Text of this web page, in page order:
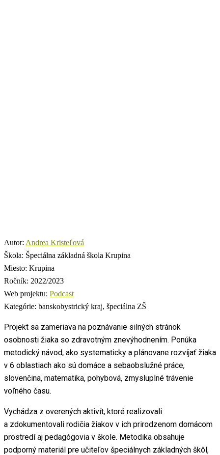
Autor: Andrea Kristeľová
Škola: Špeciálna základná škola Krupina
Miesto: Krupina
Ročník: 2022/2023
Web projektu: Podcast
Kategórie: banskobystrický kraj, špeciálna ZŠ
Projekt sa zameriava na poznávanie silných stránok
osobnosti žiaka so zdravotným znevýhodnením. Ponúka
metodický návod, ako systematicky a plánovane rozvíjať žiaka
v 6 oblastiach ako sú domáce a sebaobslužné práce,
slovenčina, matematika, pohybová, zmysluplné trávenie
voľného času.
Vychádza z overených aktivít, ktoré realizovali
a zdokumentovali rodičia žiakov v ich prirodzenom domácom
prostredí aj pedagógovia v škole. Metodika obsahuje
podporný materiál pre učiteľov špeciálnych základných škôl,